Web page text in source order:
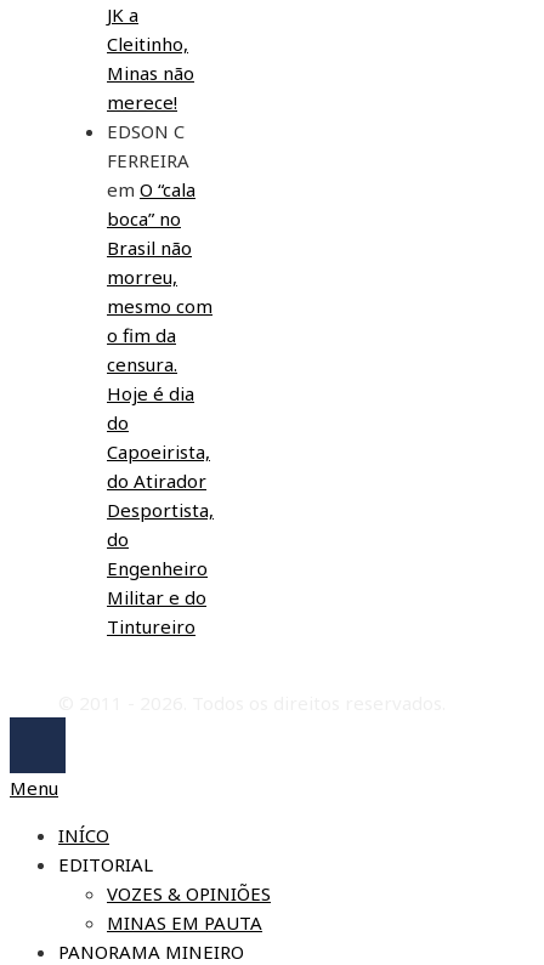
JK a
Cleitinho,
Minas não
merece!
EDSON C
FERREIRA
em O “cala
boca” no
Brasil não
morreu,
mesmo com
o fim da
censura.
Hoje é dia
do
Capoeirista,
do Atirador
Desportista,
do
Engenheiro
Militar e do
Tintureiro
Menu
INÍCO
EDITORIAL
VOZES & OPINIÕES
MINAS EM PAUTA
PANORAMA MINEIRO